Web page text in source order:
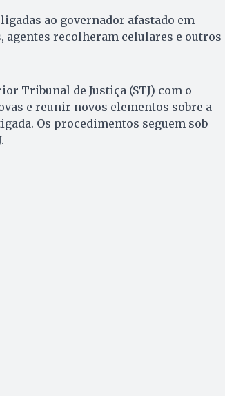
ao governador afastado em
agentes recolheram celulares e outros
Tribunal de Justiça (STJ) com o
e reunir novos elementos sobre a
Os procedimentos seguem sob